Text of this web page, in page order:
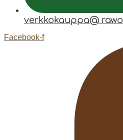
verkkokauppa@
Facebook-f